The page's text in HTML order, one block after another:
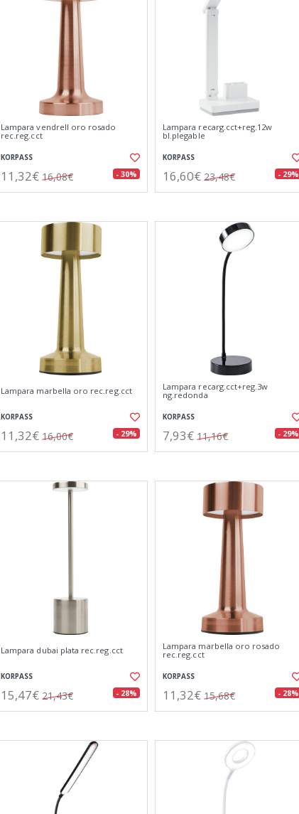
Lampara vendrell oro rosado
rec.reg.cct
KORPASS
11,32€ 16,08€ - 30%
Lampara recarg.cct+reg.12w
bl.plegable
KORPASS
16,60€ 23,48€ - 29%
Lampara marbella oro rec.reg.cct
KORPASS
11,32€ 16,00€ - 29%
Lampara recarg.cct+reg.3w
ng.redonda
KORPASS
7,93€ 11,16€ - 29%
Lampara dubai plata rec.reg.cct
KORPASS
15,47€ 21,43€ - 28%
Lampara marbella oro rosado
rec.reg.cct
KORPASS
11,32€ 15,68€ - 28%